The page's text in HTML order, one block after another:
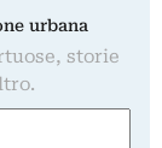
urbana
storie